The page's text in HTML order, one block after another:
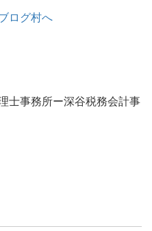
士事務所ー深谷税務会計事